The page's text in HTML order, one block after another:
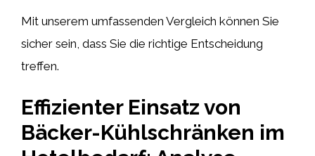
Mit unserem umfassenden Vergleich können Sie
sicher sein, dass Sie die richtige Entscheidung
treffen.
Effizienter Einsatz von
Bäcker-Kühlschränken im